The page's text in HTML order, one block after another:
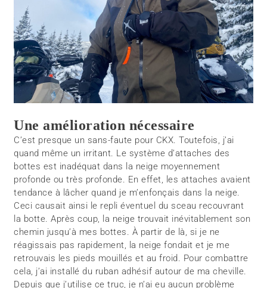
Une amélioration nécessaire
C’est presque un sans-faute pour CKX. Toutefois, j’ai
quand même un irritant. Le système d’attaches des
bottes est inadéquat dans la neige moyennement
profonde ou très profonde. En effet, les attaches avaient
tendance à lâcher quand je m’enfonçais dans la neige.
Ceci causait ainsi le repli éventuel du sceau recouvrant
la botte. Après coup, la neige trouvait inévitablement son
chemin jusqu’à mes bottes. À partir de là, si je ne
réagissais pas rapidement, la neige fondait et je me
retrouvais les pieds mouillés et au froid. Pour combattre
cela, j’ai installé du ruban adhésif autour de ma cheville.
Depuis que j’utilise ce truc, je n’ai eu aucun problème